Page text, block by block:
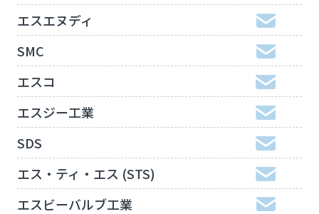
エスエヌディ
SMC
エスコ
エスジー工業
SDS
エス・ティ・エス (STS)
エスビーバルブ工業